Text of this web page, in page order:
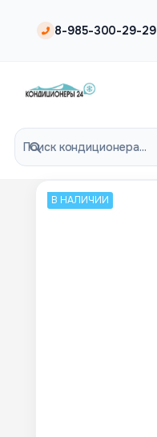
8-985-300-29-29
В НАЛИЧИИ